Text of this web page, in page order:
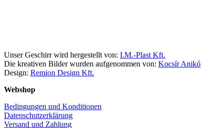
Unser Geschirr wird hergestellt von: I.M.-Plast Kft.
Die kreativen Bilder wurden aufgenommen von: Kocsír Anikó
Design: Remion Design Kft.
Webshop
Bedingungen und Konditionen
Datenschutzerklärung
Versand und Zahlung